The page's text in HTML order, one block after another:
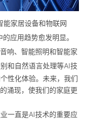
能家居设备和物联网
应用趋势愈发明显。
响、智能照明和智能家
和自然语言处理等AI技
性化体验。未来，我们
涌现，使我们的家庭更
一直是AI技术的重要应